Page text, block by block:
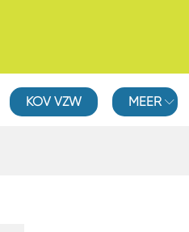
KOV VZW MEER